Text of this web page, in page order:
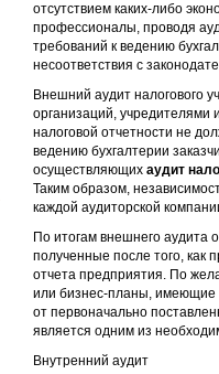
отсутствием каких-либо
профессионалы, проводя
требований к ведению
несоответствия с
Внешний аудит налогового
организаций, учредителями
налоговой отчетности не
ведению бухгалтерии
осуществляющих аудит
Таким образом,
каждой аудиторской
По итогам внешнего аудита
полученные после того, как
отчета предприятия. По
или бизнес-планы, имеющие
от первоначально
является одним из
Внутренний аудит